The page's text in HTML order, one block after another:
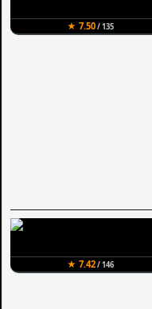
★ 7.50/ 135
★ 7.42/ 146